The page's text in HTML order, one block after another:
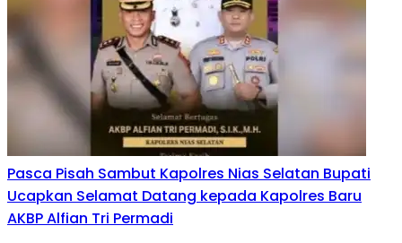
Pasca Pisah Sambut Kapolres Nias Selatan Bupati
Ucapkan Selamat Datang kepada Kapolres Baru
AKBP Alfian Tri Permadi